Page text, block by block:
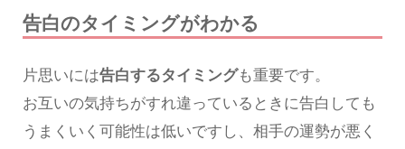
告白のタイミングがわかる
片思いには告白するタイミングも重要です。
お互いの気持ちがすれ違っているときに告白しても
うまくいく可能性は低いですし、相手の運勢が悪く